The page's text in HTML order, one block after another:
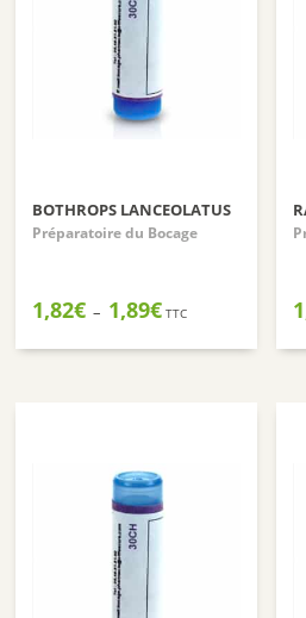
BOTHROPS LANCEOLATUS
Préparatoire du Bocage
1,82€ – 1,89€Plage
prix :
TTC